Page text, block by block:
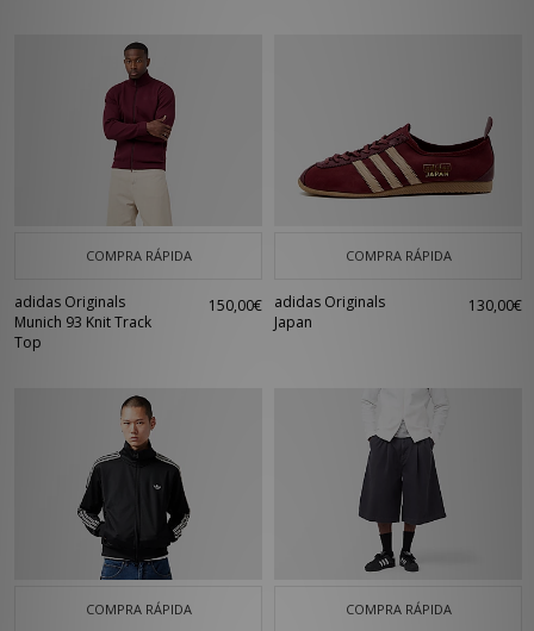
COMPRA RÁPIDA
adidas Originals
Munich 93 Knit Track
Top
150,00€
COMPRA RÁPIDA
adidas Originals
Japan
130,00€
COMPRA RÁPIDA COMPRA RÁPIDA